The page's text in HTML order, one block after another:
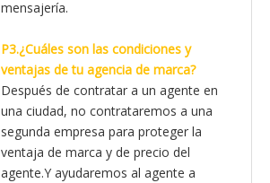
mensajería.
P3.¿Cuáles son las condiciones y
ventajas de tu agencia de marca?
Después de contratar a un agente en
una ciudad, no contrataremos a una
segunda empresa para proteger la
ventaja de marca y de precio del
agente.Y ayudaremos al agente a